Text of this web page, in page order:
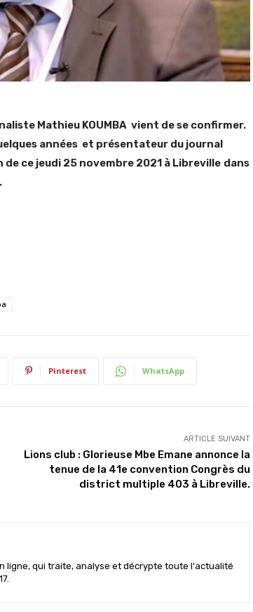
Mathieu KOUMBA vient de se confirmer.
années et présentateur du journal
ce jeudi 25 novembre 2021 à Libreville dans
Pinterest WhatsApp
ARTICLE SUIVANT
Lions club : Glorieuse Mbe Emane annonce la
tenue de la 41e convention Congrès du
district multiple 403 à Libreville.
ligne, qui traite, analyse et décrypte toute l'actualité